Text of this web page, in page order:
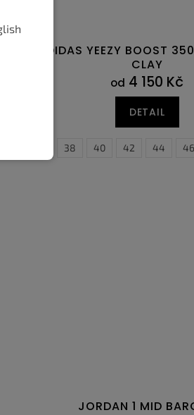
ADIDAS YEEZY BOOST
CLAY
od 4 150 Kč
DETAIL
38 40 42 44 46
JORDAN 1 MID